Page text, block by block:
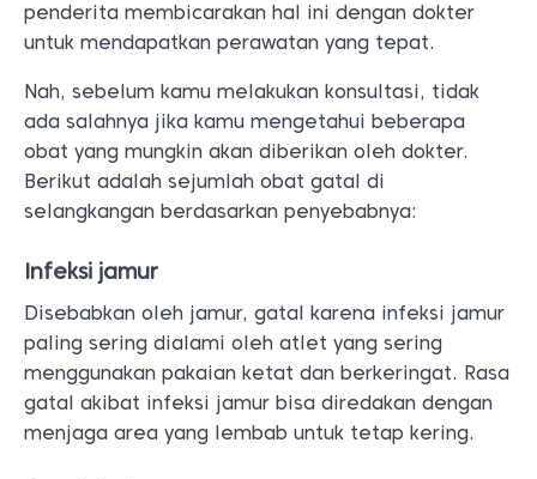
penderita membicarakan hal ini dengan dokter
untuk mendapatkan perawatan yang tepat.
Nah, sebelum kamu melakukan konsultasi, tidak
ada salahnya jika kamu mengetahui beberapa
obat yang mungkin akan diberikan oleh dokter.
Berikut adalah sejumlah obat gatal di
selangkangan berdasarkan penyebabnya:
Infeksi jamur
Disebabkan oleh jamur, gatal karena infeksi jamur
paling sering dialami oleh atlet yang sering
menggunakan pakaian ketat dan berkeringat. Rasa
gatal akibat infeksi jamur bisa diredakan dengan
menjaga area yang lembab untuk tetap kering.